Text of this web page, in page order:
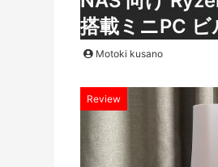
搭載ミニPC ビ
Motoki kusano
Review